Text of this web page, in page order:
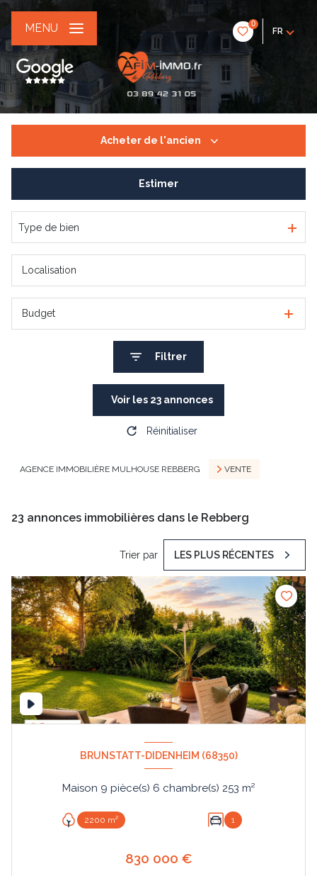
0
FR
MENU
Acheter de l'ancien
De l'immo pro
Estimer
Type de bien
Budget
Filtrer
Voir les 23 annonces
Réinitialiser
AGENCE IMMOBILIÈRE MULHOUSE REBBERG VENTE
23 annonces immobilières dans le Rebberg
Trier par LES PLUS RÉCENTES
BRUNSTATT-DIDENHEIM (68350)
Maison 9 pièce(s) 6 chambre(s) 253 m²
2200 m² 1
830 000 €